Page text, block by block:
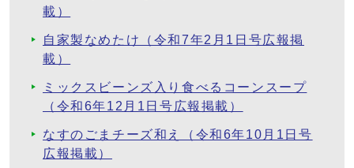
載）
自家製なめたけ（令和7年2月1日号広報掲
載）
ミックスビーンズ入り食べるコーンスープ
（令和6年12月1日号広報掲載）
なすのごまチーズ和え（令和6年10月1日号
広報掲載）